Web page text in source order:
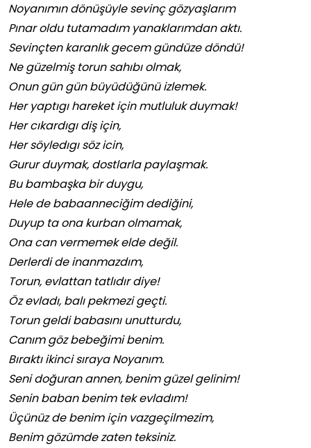
Noyanımın dönüşüyle sevinç gözyaşlarım
Pınar oldu tutamadım yanaklarımdan aktı.
Sevinçten karanlık gecem gündüze döndü!
Ne güzelmiş torun sahıbı olmak,
Onun gün gün büyüdüğünü izlemek.
Her yaptıgı hareket için mutluluk duymak!
Her cıkardıgı diş için,
Her söyledıgı söz icin,
Gurur duymak, dostlarla paylaşmak.
Bu bambaşka bir duygu,
Hele de babaanneciğim dediğini,
Duyup ta ona kurban olmamak,
Ona can vermemek elde değil.
Derlerdi de inanmazdım,
Torun, evlattan tatlıdır diye!
Öz evladı, balı pekmezi geçti.
Torun geldi babasını unutturdu,
Canım göz bebeğimi benim.
Bıraktı ikinci sıraya Noyanım.
Seni doğuran annen, benim güzel gelinim!
Senin baban benim tek evladım!
Üçünüz de benim için vazgeçilmezim,
Benim gözümde zaten teksiniz.